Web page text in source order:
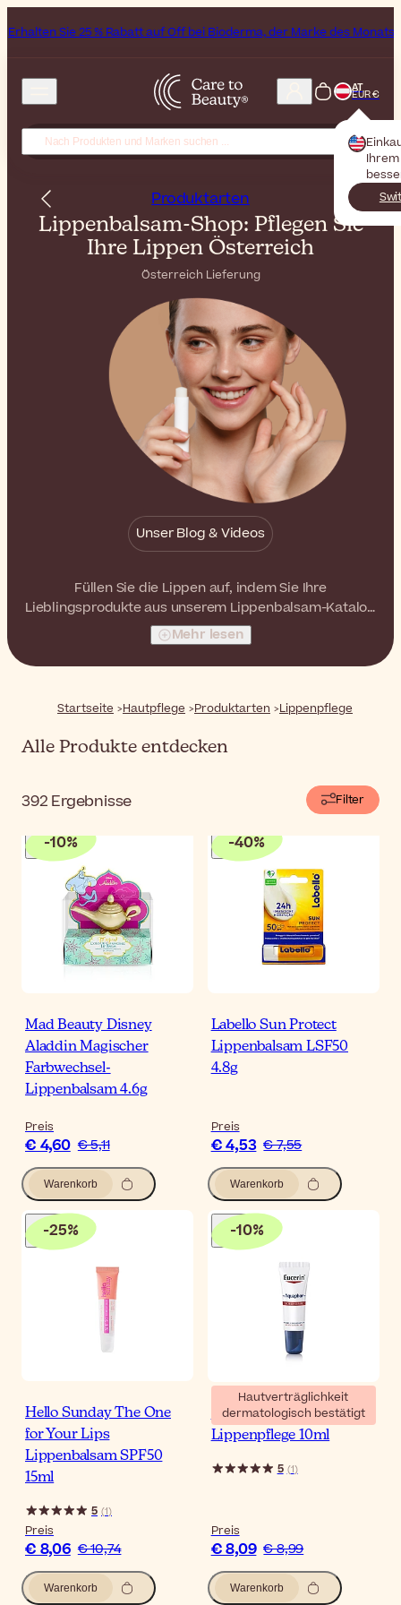
Rabatt auf Off bei Bioderma, der Marke des Monats All Beauty
AT
EUR €
Produktarten
Lippenbalsam-Shop: Pflegen Sie
Ihre Lippen Österreich
Österreich Lieferung
Unser Blog & Videos
Füllen Sie die Lippen auf, indem Sie Ihre
Lieblingsprodukte aus unserem Lippenbalsam-Katalog
auswählen. Diese gezielten Behandlungen
vervollständigen Ihre Hautpflegeroutine und halten die
Lippen schön und hydratisiert.
Mehr lesen
Startseite Hautpflege Produktarten Lippenpflege
Alle Produkte entdecken
392 Ergebnisse Filter
-10%
Mad Beauty Disney
Aladdin Magischer
Farbwechsel-
Lippenbalsam 4.6g
Preis
€ 4,60 € 5,11
Warenkorb
-40%
Labello Sun Protect
Lippenbalsam LSF50
4.8g
Preis
€ 4,53 € 7,55
Warenkorb
-25%
Hello Sunday The One
for Your Lips
Lippenbalsam SPF50
15ml
5 (1)
Preis
€ 8,06 € 10,74
Warenkorb
-10%
Hautverträglichkeit
dermatologisch bestätigt
Eucerin Aquaphor SOS
Lippenpflege 10ml
5 (1)
Preis
€ 8,09 € 8,99
Warenkorb